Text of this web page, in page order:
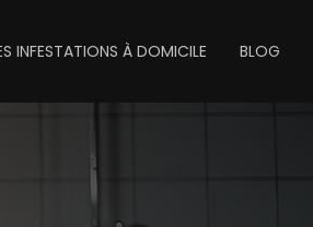
INFESTATIONS À DOMICILE BLOG